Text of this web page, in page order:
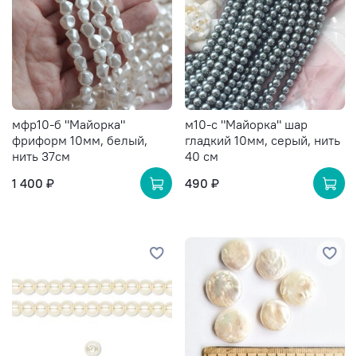
мфр10-б "Майорка"
фриформ 10мм, белый,
нить 37см
1 400 ₽
м10-с "Майорка" шар
гладкий 10мм, серый, нить
40 см
490 ₽